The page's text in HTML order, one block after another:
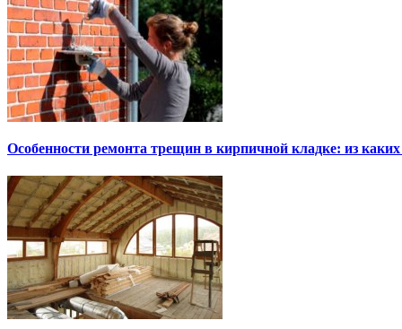
Особенности ремонта трещин в кирпичной кладке: из каких